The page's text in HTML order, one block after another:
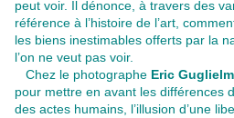
peut voir. Il dénonce, à travers des
référence à l’histoire de l’art,
les biens inestimables offerts par la
l’on ne veut pas voir.
Chez le photographe Eric
pour mettre en avant les différences
des actes humains, l’illusion d’une